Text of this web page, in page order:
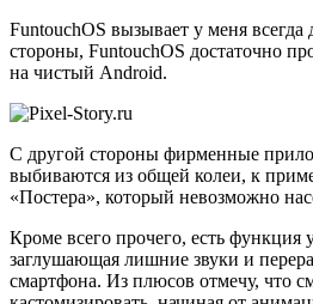
FuntouchOS вызывает у меня
стороны, FuntouchOS достаточно
на чистый Android.
С другой стороны фирменные
выбиваются из общей колеи, к
«Постера», который невозможно
Кроме всего прочего, есть функция
заглушающая лишние звуки и
смартфона. Из плюсов отмечу, что